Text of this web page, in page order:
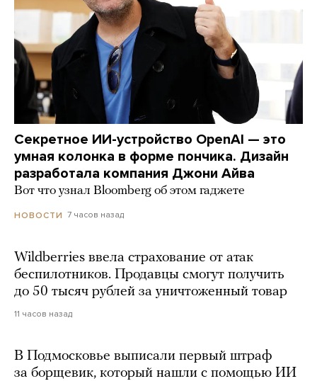
Секретное ИИ-устройство OpenAI — это
умная колонка в форме пончика. Дизайн
разработала компания Джони Айва
Вот что узнал Bloomberg об этом гаджете
НОВОСТИ 7 часов назад
Wildberries ввела страхование от атак
беспилотников. Продавцы смогут получить
до 50 тысяч рублей за уничтоженный товар
11 часов назад
В Подмосковье выписали первый штраф
за борщевик, который нашли с помощью ИИ